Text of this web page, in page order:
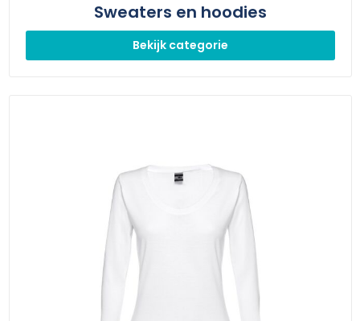
Sweaters en hoodies
Bekijk categorie